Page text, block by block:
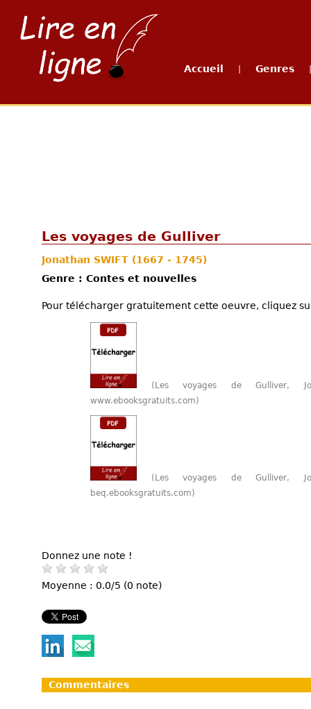
Accueil Genres
Les voyages de Gulliver
Jonathan SWIFT (1667 - 1745)
Genre : Contes et nouvelles
Pour télécharger gratuitement cette oeuvre, cliquez
(Les voyages de Gulliver,
www.ebooksgratuits.com)
(Les voyages de Gulliver,
beq.ebooksgratuits.com)
Donnez une note !
Moyenne : 0.0/5 (0 note)
Commentaires